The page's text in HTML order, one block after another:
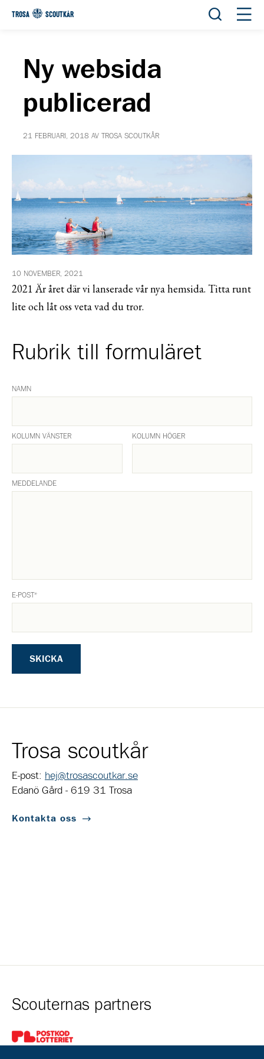
TROSA SCOUTKÅR Öppna
Ny websida
publicerad
21 FEBRUARI, 2018 AV TROSA SCOUTKÅR
10 NOVEMBER, 2021
2021 Är året där vi lanserade vår nya hemsida. Titta runt
lite och låt oss veta vad du tror.
Rubrik till formuläret
NAMN
KOLUMN VÄNSTER KOLUMN HÖGER
MEDDELANDE
E-POST*
SKICKA
Trosa scoutkår
E-post: hej@trosascoutkar.se
Edanö Gård - 619 31 Trosa
Kontakta oss
Scouternas partners
Gå till pl_50